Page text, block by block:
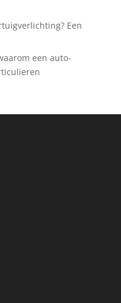
Een
een auto-